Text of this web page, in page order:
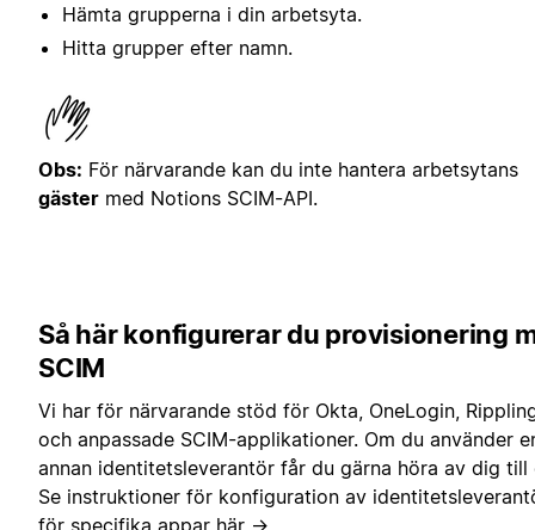
Hämta grupperna i din arbetsyta.
Hitta grupper efter namn.
Obs: För närvarande kan du inte hantera arbetsytans
gäster med Notions SCIM-API.
Så här konfigurerar du provisionering
SCIM
Vi har för närvarande stöd för Okta, OneLogin,
och anpassade SCIM-applikationer. Om du använder
annan identitetsleverantör får du gärna höra av dig till
Se instruktioner för konfiguration av